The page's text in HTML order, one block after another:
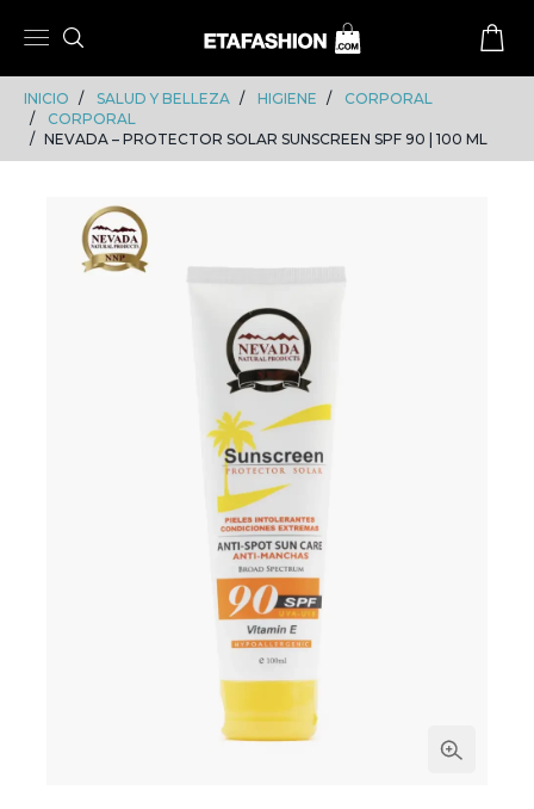
INICIO SALUD Y BELLEZA HIGIENE
CORPORAL
CORPORAL
NEVADA – PROTECTOR SOLAR SUNSCREEN SPF 90 | 100 ML